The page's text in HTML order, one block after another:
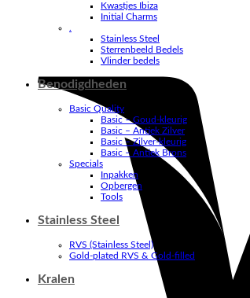
Kwastjes Ibiza
Initial Charms
.
Stainless Steel
Sterrenbeeld Bedels
Vlinder bedels
Benodigdheden
Basic Quality
Basic – Goud-kleurig
Basic – Antiek Zilver
Basic – Zilver-kleurig
Basic – Antiek Brons
Specials
Inpakken
Opbergen
Tools
Stainless Steel
RVS (Stainless Steel)
Gold-plated RVS & Gold-filled
Kralen